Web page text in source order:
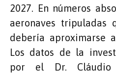
2027. En números
aeronaves tripuladas
debería aproximarse
Los datos de la
por el Dr.